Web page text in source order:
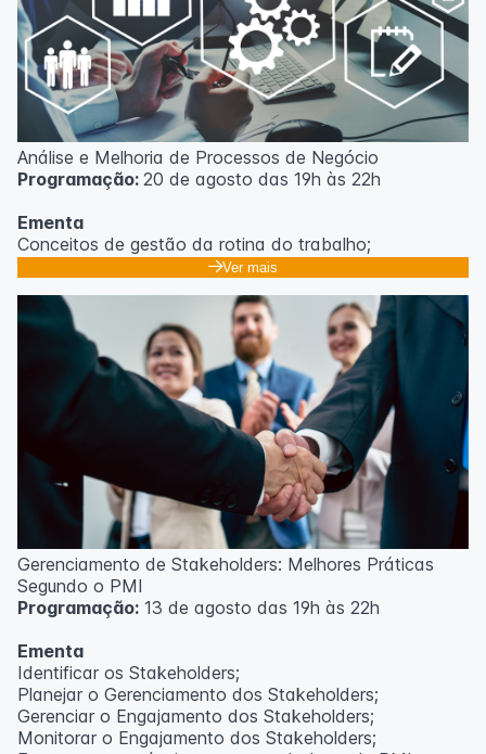
Análise e Melhoria de Processos de Negócio
Programação: 20 de agosto das 19h às 22h
Ementa
Conceitos de gestão da rotina do trabalho;
Promoção de mudanças através do 5S;
resultados;
Método PDCA de gestão;
Técnicas de padronização do trabalho.
Metodologia
100% da carga horária do curso são realizadas com
aulas ao vivo.
As aulas podem ser assistidas por computador, celular
Outras informações
O curso pode sofrer alteração de dados e horário e os
inscritos serão avisados ​​antecipadamente.
O IPETEC reserva-se o direito de não realizar o curso
Professor(a):Frederyck Teixeira
Ver mais
Gerenciamento de Stakeholders: Melhores Práticas
Segundo o PMI
Programação: 13 de agosto das 19h às 22h
Ementa
Identificar os Stakeholders;
Planejar o Gerenciamento dos Stakeholders;
Gerenciar o Engajamento dos Stakeholders;
Monitorar o Engajamento dos Stakeholders;